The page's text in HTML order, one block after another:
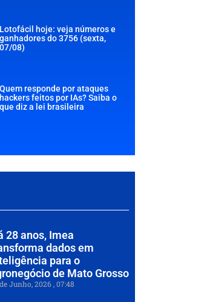
Lotofácil hoje: veja números e
ganhadores do 3756 (sexta,
07/08)
Quem responde por ataques
hackers feitos por IAs? Saiba o
que diz a lei brasileira
28 anos, Imea
dados em
para o
de Mato Grosso
Junho, 2026 07:48